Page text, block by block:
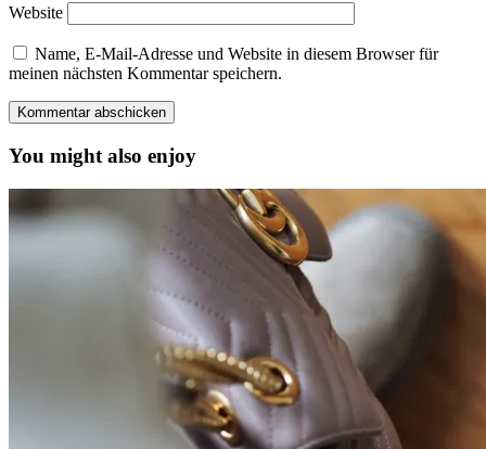
Website
Name, E-Mail-Adresse und Website in diesem Browser für
meinen nächsten Kommentar speichern.
You might also enjoy